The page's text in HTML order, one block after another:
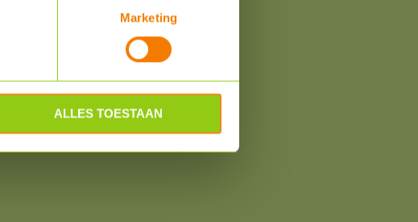
Marketing
ALLES TOESTAAN